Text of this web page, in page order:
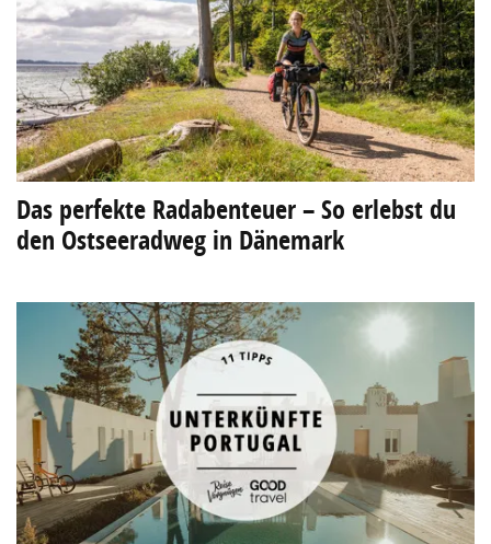
Das perfekte Radabenteuer – So erlebst du
den Ostseeradweg in Dänemark